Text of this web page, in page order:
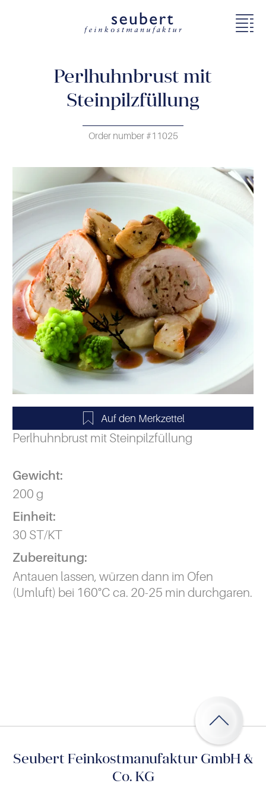
Perlhuhnbrust mit
Steinpilzfüllung
Order number #11025
Perlhuhnbrust mit Steinpilzfüllung
Gewicht:
200 g
Einheit:
30 ST/KT
Zubereitung:
Antauen lassen, würzen dann im Ofen
(Umluft) bei 160°C ca. 20-25 min durchgaren.
Seubert Feinkostmanufaktur GmbH &
Co. KG